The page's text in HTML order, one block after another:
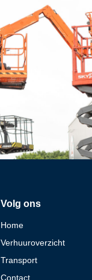
Volg ons
Home
Verhuuroverzicht
Transport
Contact